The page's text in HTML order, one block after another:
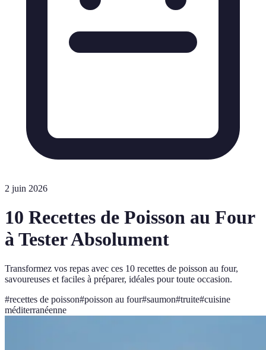
2 juin 2026
10 Recettes de Poisson au Four
à Tester Absolument
Transformez vos repas avec ces 10 recettes de poisson au four,
savoureuses et faciles à préparer, idéales pour toute occasion.
#recettes de poisson#poisson au four#saumon#truite#cuisine
méditerranéenne